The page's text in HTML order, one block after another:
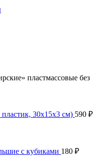
пластмассовые без
30х15х3 см) 590 ₽
с кубиками 180 ₽